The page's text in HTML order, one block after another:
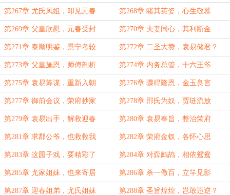
第267章 尤氏凤姐，叩见元春 第268章 睹其英姿，心生敬慕
第269章 父皇欣慰，元春受封 第270章 夫妻同心，其利断金
第271章 泰顺明鉴，景宁考较 第272章 二圣大赞，袁易储君？
第273章 父皇施恩，师傅剖析 第274章 内务总管，十六王爷
第275章 袁易筹谋，重新入朝 第276章 骤得隆恩，金玉良言
第277章 御前会议，荣府抄家 第278章 邢氏为奴，贾琏流放
第279章 袁易出手，解救迎春 第280章 袁易奉旨，整治荣府
第281章 求郡公爷，也救救我 第282章 荣府金钗，各怀心思
第283章 这园子戏，要精彩了 第284章 对弈鹧鸪，相依鸳鸯
第285章 尤家姐妹，也来寄居 第286章 杀一儆百，立竿见影
第287章 迎春姐弟，尤氏姐妹 第288章 圣旨煌煌，岂敢违逆？